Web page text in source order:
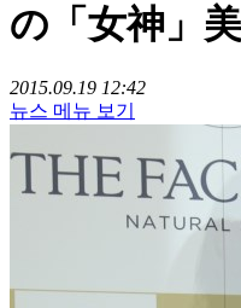
の「女神」
2015.09.19 12:42
뉴스 메뉴 보기